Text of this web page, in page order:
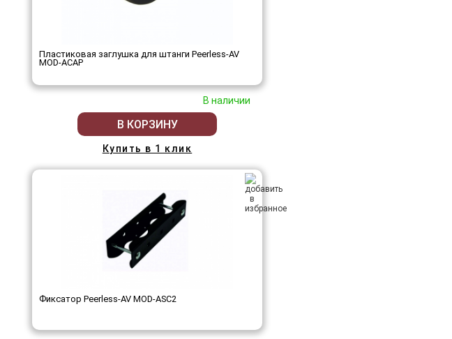
Пластиковая заглушка для штанги Peerless-AV
MOD-ACAP
В наличии
В КОРЗИНУ
Купить в 1 клик
Фиксатор Peerless-AV MOD-ASC2